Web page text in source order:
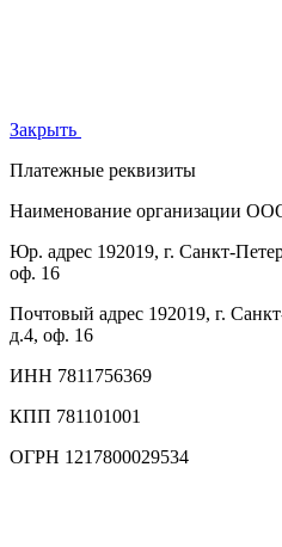
Закрыть
Платежные реквизиты
Наименование организации
Юр. адрес 192019, г. Санкт-
оф. 16
Почтовый адрес 192019, г.
д.4, оф. 16
ИНН 7811756369
КПП 781101001
ОГРН 1217800029534